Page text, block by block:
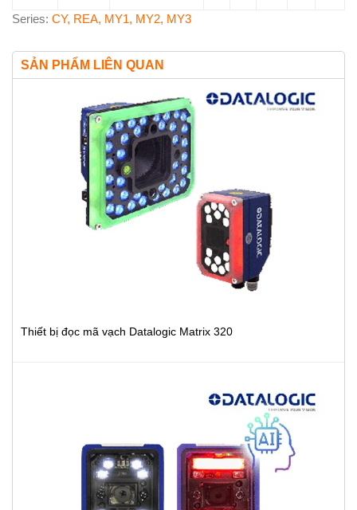
Series: CY, REA, MY1, MY2, MY3
SẢN PHẨM LIÊN QUAN
Thiết bị đọc mã vạch Datalogic Matrix 320